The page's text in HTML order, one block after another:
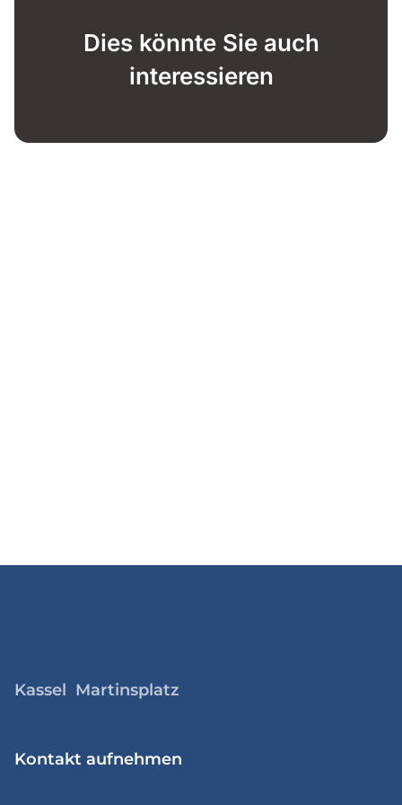
Dies könnte Sie auch
interessieren
Kassel Martinsplatz
Kontakt aufnehmen